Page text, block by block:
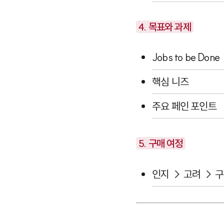
4. 목표와 과제
Jobs to be Done
핵심 니즈
주요 페인 포인트
5. 구매 여정
인지 → 고려 →